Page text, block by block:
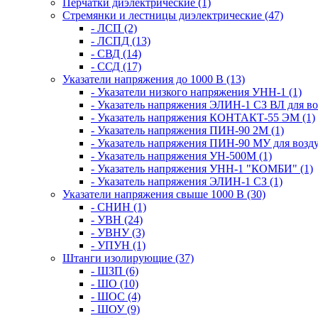
Перчатки диэлектрические (1)
Стремянки и лестницы диэлектрические (47)
- ЛСП (2)
- ЛСПД (13)
- СВД (14)
- ССД (17)
Указатели напряжения до 1000 В (13)
- Указатели низкого напряжения УНН-1 (1)
- Указатель напряжения ЭЛИН-1 СЗ ВЛ для
- Указатель напряжения КОНТАКТ-55 ЭМ (1)
- Указатель напряжения ПИН-90 2М (1)
- Указатель напряжения ПИН-90 МУ для
- Указатель напряжения УН-500М (1)
- Указатель напряжения УНН-1 "КОМБИ" (1)
- Указатель напряжения ЭЛИН-1 СЗ (1)
Указатели напряжения свыше 1000 В (30)
- СНИН (1)
- УВН (24)
- УВНУ (3)
- УПУН (1)
Штанги изолирующие (37)
- ШЗП (6)
- ШО (10)
- ШОС (4)
- ШОУ (9)